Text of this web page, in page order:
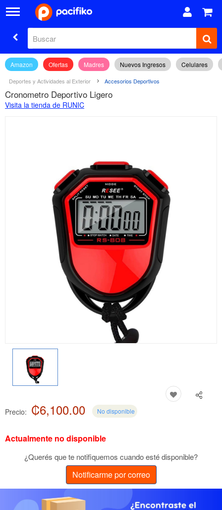
Amazon Ofertas Madres Nuevos Ingresos Celulares
Deportes y Actividades al Exterior Accesorios Deportivos
Cronometro Deportivo Ligero
Visita la tienda de RUNIC
Precio: ₡6,100.00 No disponible
Actualmente no disponible
¿Querés que te notifiquemos cuando esté disponible?
Notificarme por correo